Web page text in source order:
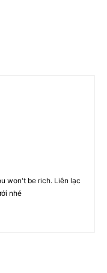
won't be rich. Liên lạc
nhé